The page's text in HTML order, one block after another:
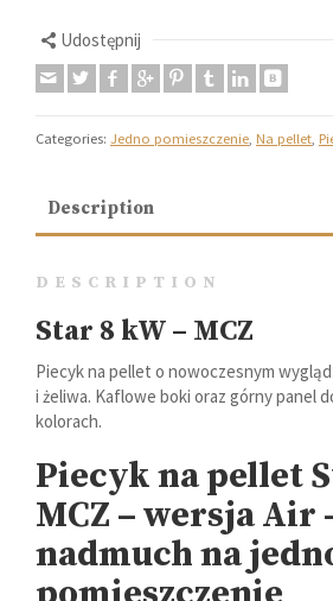
Udostępnij
Categories: Jedno pomieszczenie Na pellet
Description
DESCRIPTION
Star 8 kW – MCZ
Piecyk na pellet o nowoczesnym
i żeliwa. Kaflowe boki oraz górny panel
kolorach.
Piecyk na pellet
MCZ – wersja Air
nadmuch na